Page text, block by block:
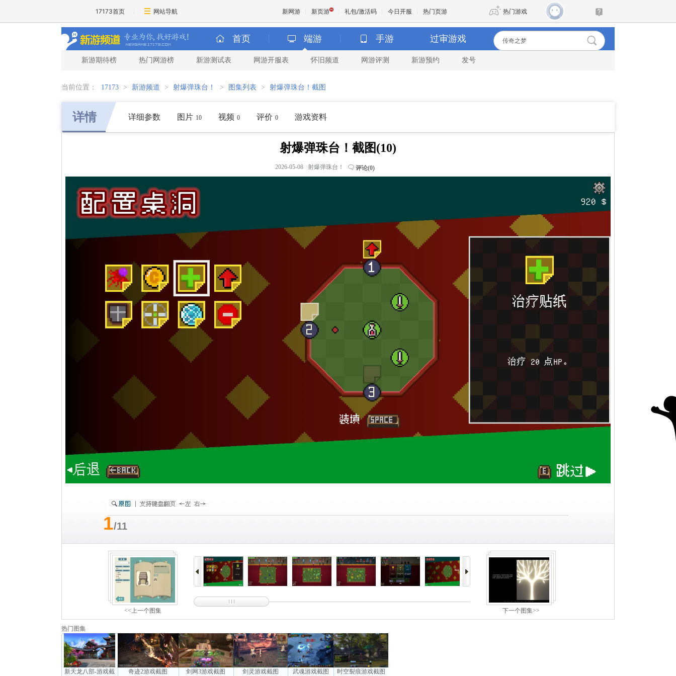
17173首页 网站导航 新网游 新页游 礼包/激活码 今日开服 热门页游 热门游戏
魔兽 DNF
首页 端游 手游 过审游戏
新游期待榜 热门网游榜 新游测试表 网游开服表 怀旧频道 网游评测 新游预约 发号
当前位置： 17173 > 新游频道 > 射爆弹珠台！ > 图集列表 > 射爆弹珠台！截图
详情 详细参数 图片 10 视频 0 评价 0 游戏资料
射爆弹珠台！截图(10)
评论(0)
2026-05-08 射爆弹珠台！
1/11
<<上一个图集 下一个图集>>
热门图集
新天龙八部-游戏截 奇迹2游戏截图 剑网3游戏截图 剑灵游戏截图 武魂游戏截图 时空裂痕游戏截图